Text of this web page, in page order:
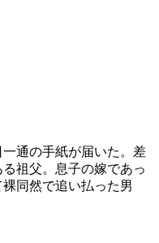
通の手紙が届いた。差
祖父。息子の嫁であっ
同然で追い払った男